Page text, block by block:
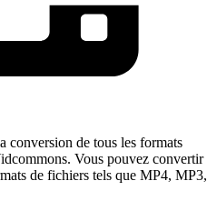
conversion de tous les formats
Vous pouvez convertir
de fichiers tels que MP4, MP3,